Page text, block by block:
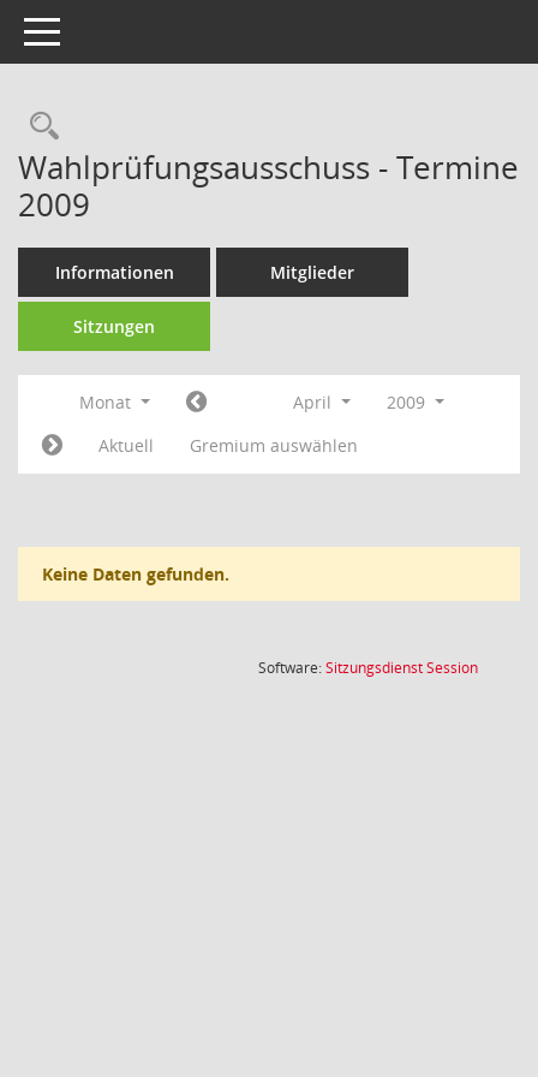
Toggle navigation
Rechercheauswahl
Wahlprüfungsausschuss - Termine
2009
Informationen Mitglieder
Sitzungen
Monat April
2009
Aktuell
Gremium auswählen
Keine Daten gefunden.
Software:SitzungsdienstSession(Wird in